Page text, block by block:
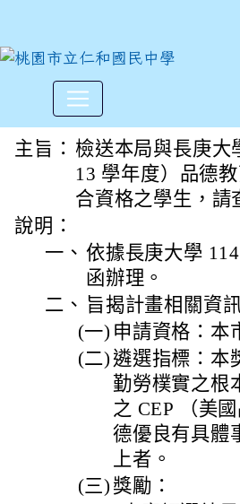
第13屆（113學
主旨： 檢送本局與長庚大
13 學年度）品德
合資格之學生，請
說明：
一、 依據長庚大學
函辦理。
二、 旨揭計畫相關資
(一) 申請資格：本
(二) 遴選指標：本
勤勞樸實之根
之 CEP （美
德優良有具體
上者。
(三) 獎勵：